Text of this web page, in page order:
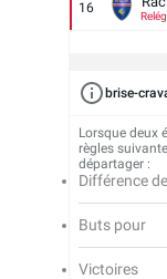
16
brise-
Lorsque deux
règles
départager :
Différence
Buts pour
Victoires